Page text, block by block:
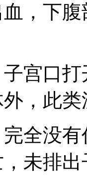
，下
口打
，此
没有
未排